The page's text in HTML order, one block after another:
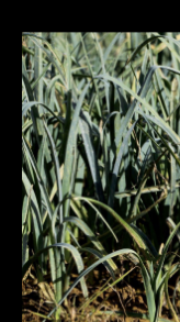
El
primer
sector
vasco
se
renueva
con
29
nuevos
proyectos
tutelados
por
LURSAIL